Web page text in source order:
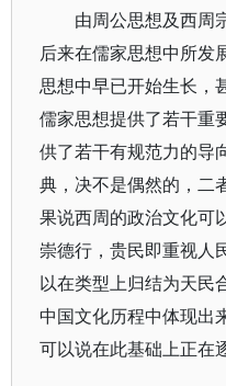
由周公思想及西周
后来在儒家思想中所发
思想中早已开始生长，
儒家思想提供了若干重
供了若干有规范力的导
典，决不是偶然的，二
果说西周的政治文化可
崇德行，贵民即重视人
以在类型上归结为天民
中国文化历程中体现出
可以说在此基础上正在